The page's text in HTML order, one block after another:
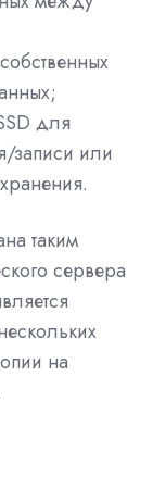
для
записи или
таким
сервера
на